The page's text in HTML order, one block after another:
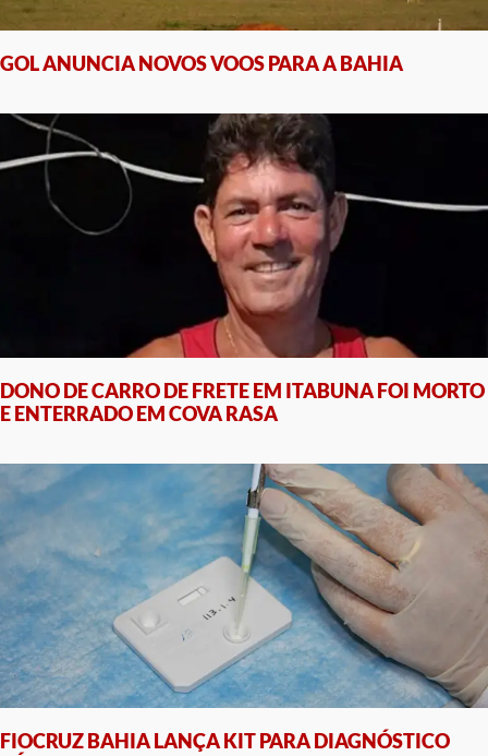
GOL ANUNCIA NOVOS VOOS PARA A BAHIA
DONO DE CARRO DE FRETE EM ITABUNA FOI MORTO
E ENTERRADO EM COVA RASA
FIOCRUZ BAHIA LANÇA KIT PARA DIAGNÓSTICO